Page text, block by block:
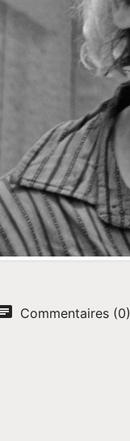
Commentaires (0)